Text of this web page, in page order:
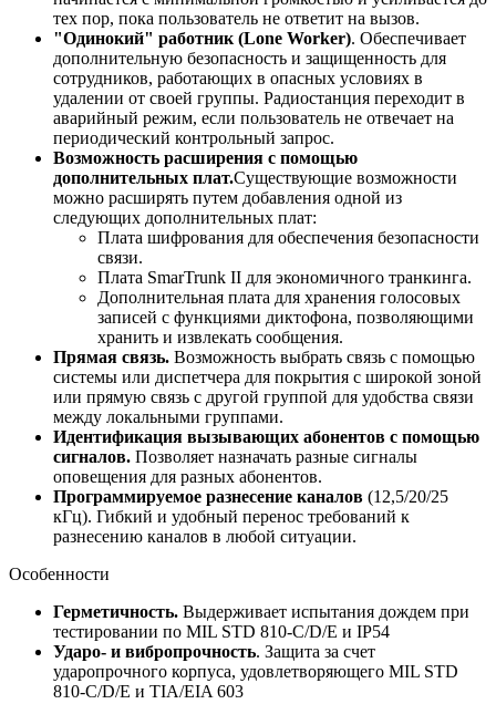
тех пор, пока пользователь не ответит на вызов.
"Одинокий" работник (Lone Worker). Обеспечивает
дополнительную безопасность и защищенность для
сотрудников, работающих в опасных условиях в
удалении от своей группы. Радиостанция переходит в
аварийный режим, если пользователь не отвечает на
периодический контрольный запрос.
Возможность расширения с помощью
дополнительных плат.Существующие возможности
можно расширять путем добавления одной из
следующих дополнительных плат:
Плата шифрования для обеспечения безопасности
связи.
Плата SmarTrunk II для экономичного транкинга.
Дополнительная плата для хранения голосовых
записей с функциями диктофона, позволяющими
хранить и извлекать сообщения.
Прямая связь. Возможность выбрать связь с помощью
системы или диспетчера для покрытия с широкой зоной
или прямую связь с другой группой для удобства связи
между локальными группами.
Идентификация вызывающих абонентов с помощью
сигналов. Позволяет назначать разные сигналы
оповещения для разных абонентов.
Программируемое разнесение каналов (12,5/20/25
кГц). Гибкий и удобный перенос требований к
разнесению каналов в любой ситуации.
Особенности
Герметичность. Выдерживает испытания дождем при
тестировании по MIL STD 810-C/D/E и IP54
Ударо- и вибропрочность. Защита за счет
ударопрочного корпуса, удовлетворяющего MIL STD
810-C/D/E и TIA/EIA 603